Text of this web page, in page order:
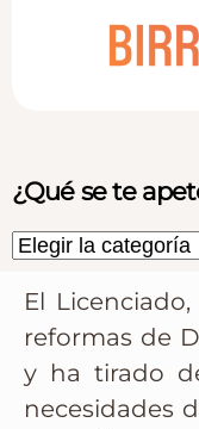
El
reformas de
y ha tirado
necesidades
¿Qué se te